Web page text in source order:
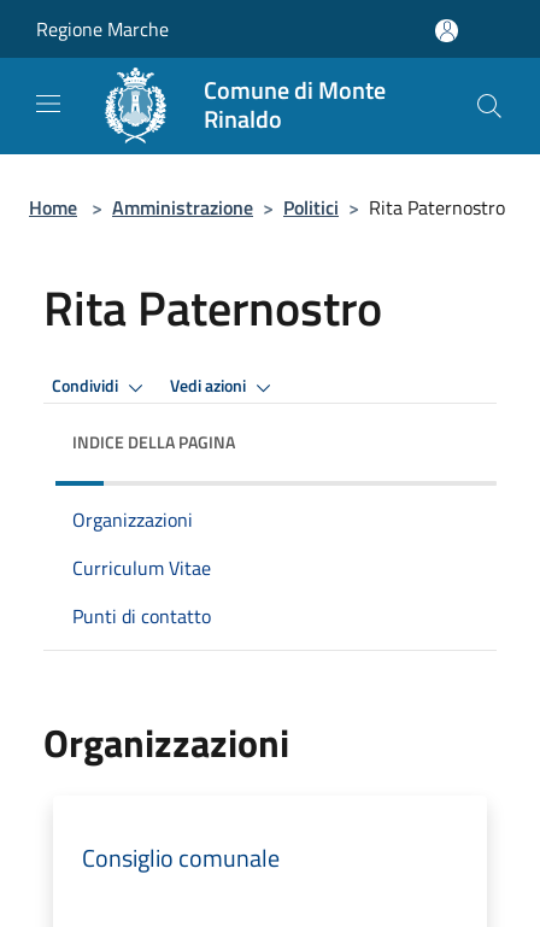
Regione Marche
Comune di Monte
Rinaldo
Home > Amministrazione > Politici > Rita Paternostro
Rita Paternostro
Condividi Vedi azioni
INDICE DELLA PAGINA
Organizzazioni
Curriculum Vitae
Punti di contatto
Organizzazioni
Consiglio comunale